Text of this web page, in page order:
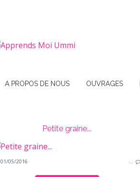
A PROPOS DE NOUS OUVRAGES
Petite graine...
01/05/2016 …